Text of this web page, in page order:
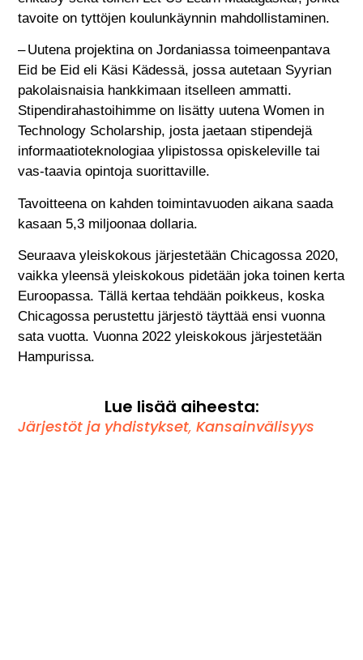
tavoite on tyttöjen koulunkäynnin mahdollistaminen.
– Uutena projektina on Jordaniassa toimeenpantava
Eid be Eid eli Käsi Kädessä, jossa autetaan Syyrian
pakolaisnaisia hankkimaan itselleen ammatti.
Stipendirahastoihimme on lisätty uutena Women in
Technology Scholarship, josta jaetaan stipendejä
informaatioteknologiaa ylipistossa opiskeleville tai
vas-taavia opintoja suorittaville.
Tavoitteena on kahden toimintavuoden aikana saada
kasaan 5,3 miljoonaa dollaria.
Seuraava yleiskokous järjestetään Chicagossa 2020,
vaikka yleensä yleiskokous pidetään joka toinen kerta
Euroopassa. Tällä kertaa tehdään poikkeus, koska
Chicagossa perustettu järjestö täyttää ensi vuonna
sata vuotta. Vuonna 2022 yleiskokous järjestetään
Hampurissa.
Lue lisää aiheesta:
Järjestöt ja yhdistykset,Kansainvälisyys